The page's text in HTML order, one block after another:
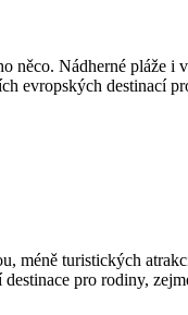
něco. Nádherné pláže
evropských destinací
méně turistických
pro rodiny,